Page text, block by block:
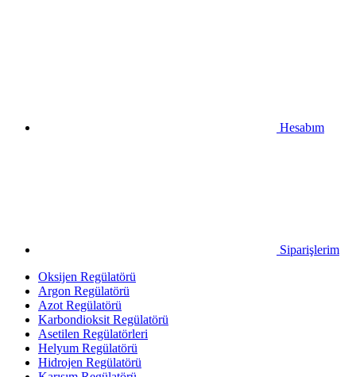
Hesabım
Siparişlerim
Oksijen Regülatörü
Argon Regülatörü
Azot Regülatörü
Karbondioksit Regülatörü
Asetilen Regülatörleri
Helyum Regülatörü
Hidrojen Regülatörü